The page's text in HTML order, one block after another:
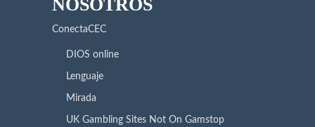
NOSOTROS
ConectaCEC
DIOS online
Lenguaje
Mirada
UK Gambling Sites Not On Gamstop